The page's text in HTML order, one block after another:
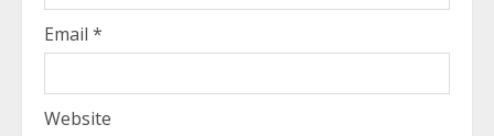
Email *
Website